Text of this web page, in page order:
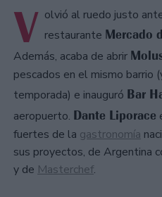
V olvió al ruedo justo
restaurante Mercado
Además, acaba de abrir
pescados en el mismo barrio
temporada) e inauguró Bar
aeropuerto. Dante Liporace
fuertes de la gastronomía
sus proyectos, de Argentina
y de Masterchef.